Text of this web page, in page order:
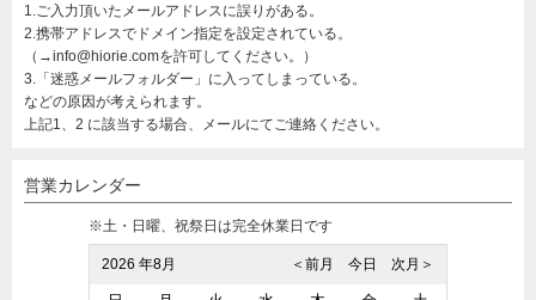
1.ご入力頂いたメールアドレスに誤りがある。
2.携帯アドレスでドメイン指定を設定されている。
（→info@hiorie.comを許可してください。）
3.「迷惑メールフォルダー」に入ってしまっている。
などの原因が考えられます。
上記1、2 に該当する場合、メールにてご連絡ください。
営業カレンダー
※土・日曜、祝祭日は完全休業日です
2026 年8月 次月＞
今日
＜前月